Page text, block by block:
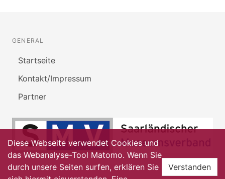
GENERAL
Startseite
Kontakt/Impressum
Partner
Diese Webseite verwendet Cookies und
das Webanalyse-Tool Matomo. Wenn Sie
durch unsere Seiten surfen, erklären Sie
Verstanden